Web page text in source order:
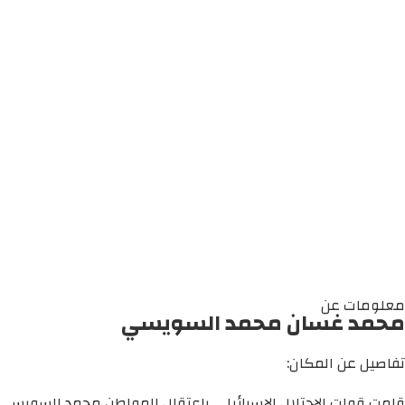
معلومات عن
محمد غسان محمد السويسي
تفاصيل عن المكان: